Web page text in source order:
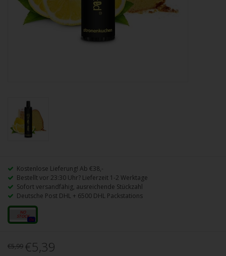
Kostenlose Lieferung! Ab €38,-
Bestellt vor 23:30 Uhr? Lieferzeit 1-2 Werktage
Sofort versandfähig, ausreichende Stückzahl
Deutsche Post DHL + 6500 DHL Packstations
16mg
0x
€5,99 €5,39